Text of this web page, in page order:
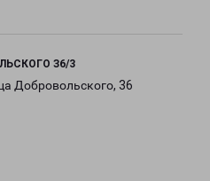
З6/3
Добровольского, 36